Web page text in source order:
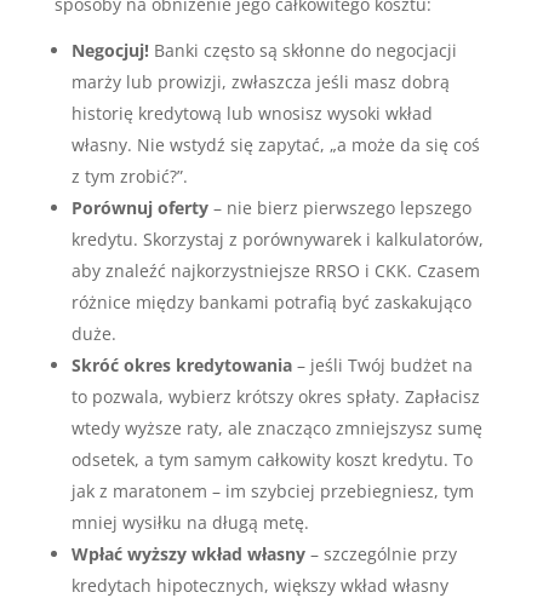
Negocjuj!Banki często są skłonne do negocjacji
marży lub prowizji, zwłaszcza jeśli masz dobrą
historię kredytową lub wnosisz wysoki wkład
własny. Nie wstydź się zapytać, „a może da się coś
z tym zrobić?”.
Porównuj oferty– nie bierz pierwszego lepszego
kredytu. Skorzystaj z porównywarek i kalkulatorów,
aby znaleźć najkorzystniejsze RRSO i CKK. Czasem
różnice między bankami potrafią być zaskakująco
duże.
Skróć okres kredytowania– jeśli Twój budżet na
to pozwala, wybierz krótszy okres spłaty. Zapłacisz
wtedy wyższe raty, ale znacząco zmniejszysz sumę
odsetek, a tym samym całkowity koszt kredytu. To
jak z maratonem – im szybciej przebiegniesz, tym
mniej wysiłku na długą metę.
Wpłać wyższy wkład własny– szczególnie przy
kredytach hipotecznych, większy wkład własny